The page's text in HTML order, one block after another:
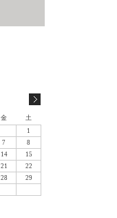
金
土
1
7
8
14
15
21
22
28
29